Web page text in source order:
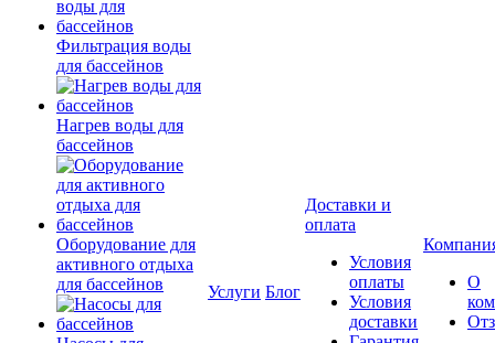
Фильтрация воды
для бассейнов
Нагрев воды для
бассейнов
Оборудование для
активного отдыха
для бассейнов
Услуги Блог
Доставки и
оплата
Условия
оплаты
Условия
доставки
О